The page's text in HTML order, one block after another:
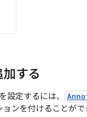
する
設定するには、
ンを付けることがで